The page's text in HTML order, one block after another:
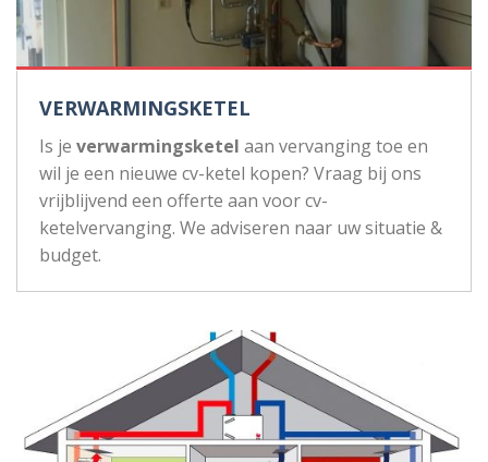
VERWARMINGSKETEL
Is je verwarmingsketel aan vervanging toe en
wil je een nieuwe cv-ketel kopen? Vraag bij ons
vrijblijvend een offerte aan voor cv-
ketelvervanging. We adviseren naar uw situatie &
budget.